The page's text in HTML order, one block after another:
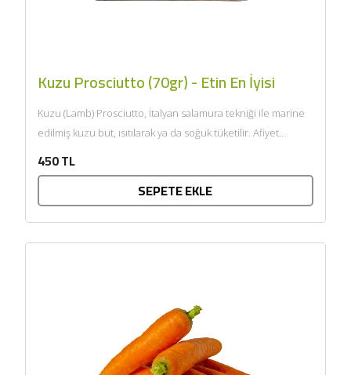
Kuzu Prosciutto (70gr) - Etin En İyisi
Kuzu (Lamb) Prosciutto, İtalyan salamura tekniği ile marine
edilmiş kuzu but, ısıtılarak ya da soğuk tüketilir. Afiyet
450 TL
SEPETE EKLE